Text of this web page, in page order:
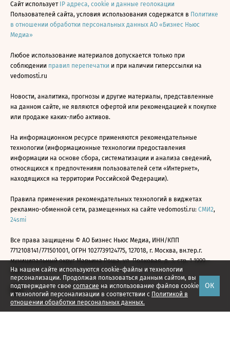
На нашем сайте используются cookie-файлы и технологии
персонализации. Продолжая пользоваться данным сайтом, вы
подтверждаете свое согласие на использование файлов cookie
и технологий персонализации в соответствии с Политикой в
отношении обработки персональных данных.
ОК
Сайт использует IP адреса, cookie и данные геолокации
Пользователей сайта, условия использования содержатся в Политике
в отношении обработки персональных данных АО «Бизнес Ньюс
Медиа»
Любое использование материалов допускается только при
соблюдении правил перепечатки и при наличии гиперссылки на
vedomosti.ru
Новости, аналитика, прогнозы и другие материалы, представленные
на данном сайте, не являются офертой или рекомендацией к покупке
или продаже каких-либо активов.
На информационном ресурсе применяются рекомендательные
технологии (информационные технологии предоставления
информации на основе сбора, систематизации и анализа сведений,
относящихся к предпочтениям пользователей сети «Интернет»,
находящихся на территории Российской Федерации).
Правила применения рекомендательных технологий в виджетах
рекламно-обменной сети, размещенных на сайте vedomosti.ru: СМИ2,
24smi
Все права защищены © АО Бизнес Ньюс Медиа, ИНН/КПП
7712108141/771501001, ОГРН 1027739124775, 127018, г. Москва, вн.тер.г.
муниципальный округ Марьина Роща, ул. Полковая, д. 3, стр. 1 1999—
2026